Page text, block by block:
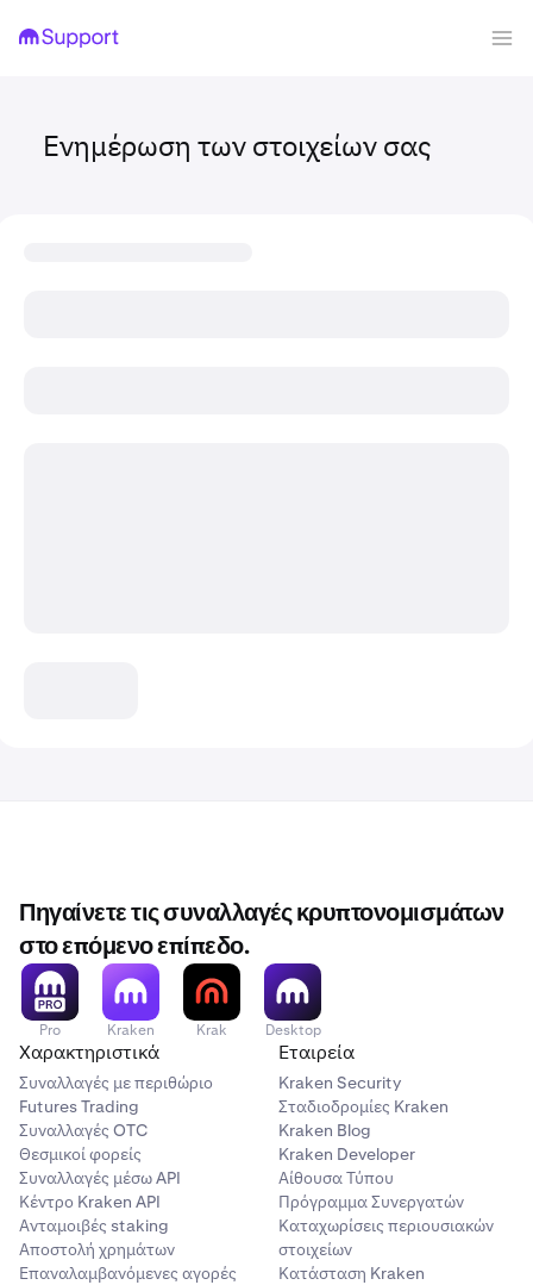
Ενημέρωση των στοιχείων σας
Πηγαίνετε τις συναλλαγές κρυπτονομισμάτων
στο επόμενο επίπεδο.
Pro Kraken Krak Desktop
Χαρακτηριστικά
Συναλλαγές με περιθώριο
Futures Trading
Συναλλαγές OTC
Θεσμικοί φορείς
Συναλλαγές μέσω API
Κέντρο Kraken API
Ανταμοιβές staking
Αποστολή χρημάτων
Επαναλαμβανόμενες αγορές
Εταιρεία
Kraken Security
Σταδιοδρομίες Kraken
Kraken Blog
Kraken Developer
Αίθουσα Τύπου
Πρόγραμμα Συνεργατών
Καταχωρίσεις περιουσιακών
στοιχείων
Κατάσταση Kraken